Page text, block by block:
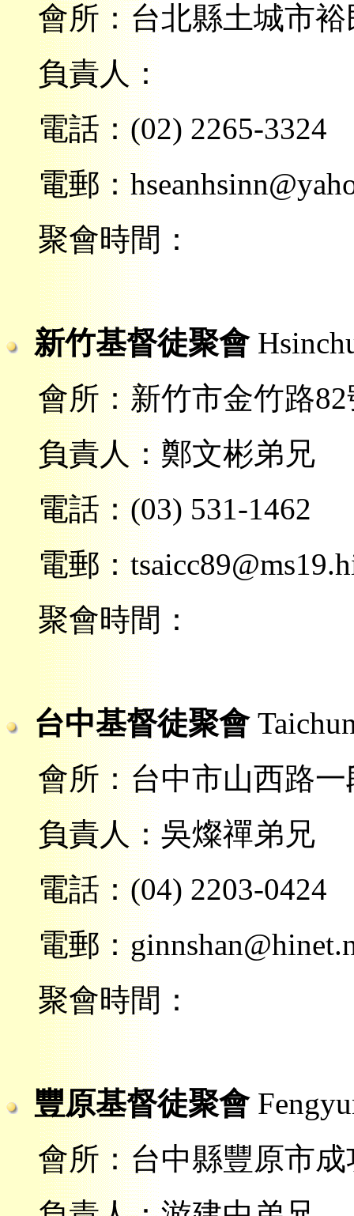
會所：台北縣土城市裕
負責人：
電話：(02) 2265-3324
電郵：
聚會時間：
新竹基督徒聚會
會所：新竹市金竹路82
負責人：鄭文彬弟兄
電話：(03) 531-1462
電郵：
聚會時間：
台中基督徒聚會
會所：台中市山西路一
負責人：吳燦禪弟兄
電話：(04) 2203-0424
電郵：
聚會時間：
豐原基督徒聚會
會所：台中縣豐原市